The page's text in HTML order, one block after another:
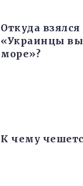
Откуда
«Украинцы
море»?
К чему